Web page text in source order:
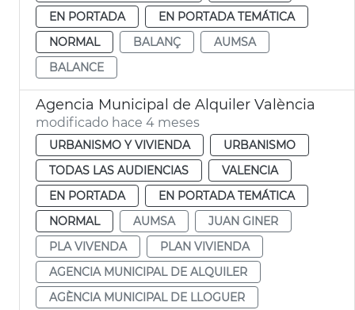
EN PORTADA
EN PORTADA TEMÁTICA
NORMAL
BALANÇ
AUMSA
BALANCE
Agencia Municipal de Alquiler València
modificado hace 4 meses
URBANISMO Y VIVIENDA
URBANISMO
TODAS LAS AUDIENCIAS
VALENCIA
EN PORTADA
EN PORTADA TEMÁTICA
NORMAL
AUMSA
JUAN GINER
PLA VIVENDA
PLAN VIVIENDA
AGENCIA MUNICIPAL DE ALQUILER
AGÈNCIA MUNICIPAL DE LLOGUER